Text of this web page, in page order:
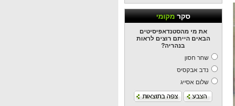
סקרמקומי
את מי מהסטנדאפיסיטים
הבאים הייתם רוצים לראות
בנהריה?
שחר חסון
נדב אבקסיס
שלום אסייג